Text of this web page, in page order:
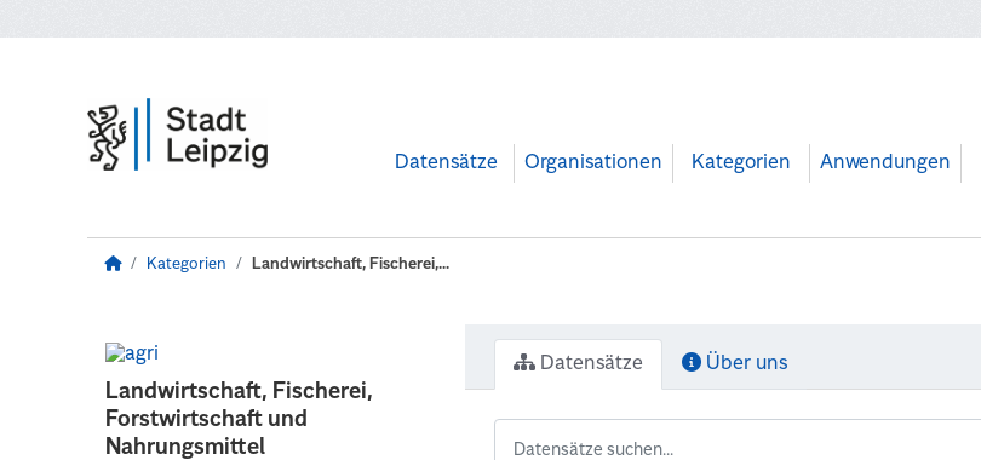
Datensätze Organisationen Kategorien Anwendungen
Kategorien Landwirtschaft, Fischerei,...
Landwirtschaft, Fischerei,
Forstwirtschaft und
Nahrungsmittel
Datensätze Über uns